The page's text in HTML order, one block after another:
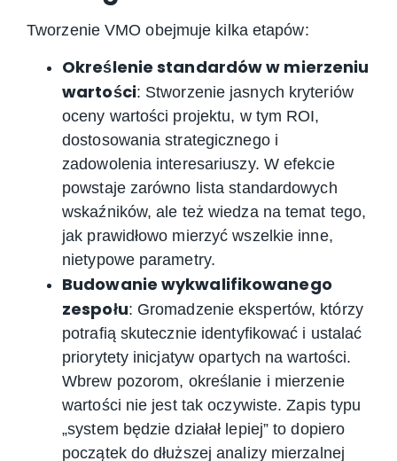
Tworzenie VMO obejmuje kilka etapów:
Określenie standardów w mierzeniu
wartości: Stworzenie jasnych kryteriów
oceny wartości projektu, w tym ROI,
dostosowania strategicznego i
zadowolenia interesariuszy. W efekcie
powstaje zarówno lista standardowych
wskaźników, ale też wiedza na temat tego,
jak prawidłowo mierzyć wszelkie inne,
nietypowe parametry.
Budowanie wykwalifikowanego
zespołu: Gromadzenie ekspertów, którzy
potrafią skutecznie identyfikować i ustalać
priorytety inicjatyw opartych na wartości.
Wbrew pozorom, określanie i mierzenie
wartości nie jest tak oczywiste. Zapis typu
„system będzie działał lepiej” to dopiero
początek do dłuższej analizy mierzalnej